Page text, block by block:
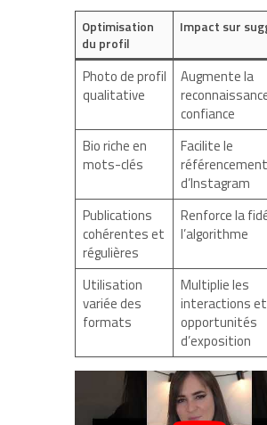
Optimisation
du profil
Impact sur
Photo de profil
qualitative
Augmente la
confiance
Bio riche en
mots-clés
Facilite le
d’Instagram
Publications
cohérentes et
régulières
Renforce la
l’algorithme
Utilisation
variée des
formats
Multiplie les
interactions
opportunités
d’exposition